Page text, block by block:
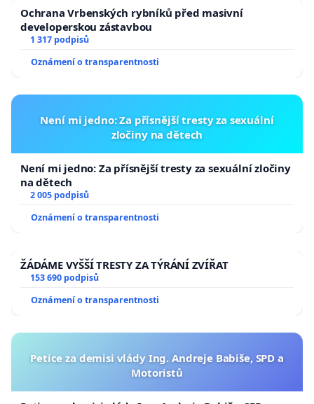
Ochrana Vrbenských rybníků před masivní
developerskou zástavbou
1 317 podpisů
Oznámení o transparentnosti
Není mi jedno: Za přísnější tresty za sexuální
zločiny na dětech
Není mi jedno: Za přísnější tresty za sexuální zločiny
na dětech
2 005 podpisů
Oznámení o transparentnosti
ŽÁDÁME VYŠŠÍ TRESTY ZA TÝRÁNÍ ZVÍŘAT
153 690 podpisů
Oznámení o transparentnosti
Petice za demisi vlády Ing. Andreje Babiše, SPD a
Motoristů